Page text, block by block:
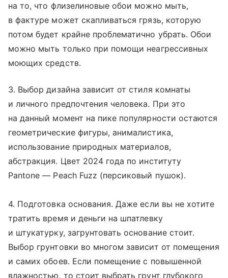
на то, что флизелиновые обои можно мыть,
в фактуре может скапливаться грязь, которую
потом будет крайне проблематично убрать. Обои
можно мыть только при помощи неагрессивных
моющих средств.
3. Выбор дизайна зависит от стиля комнаты
и личного предпочтения человека. При это
на данный момент на пике популярности остаются
геометрические фигуры, анималистика,
использование природных материалов,
абстракция. Цвет 2024 года по институту
Pantone — Peach Fuzz (персиковый пушок).
4. Подготовка основания. Даже если вы не хотите
тратить время и деньги на шпатлевку
и штукатурку, загрунтовать основание стоит.
Выбор грунтовки во многом зависит от помещения
и самих обоев. Если помещение с повышенной
влажностью, то стоит выбрать грунт глубокого